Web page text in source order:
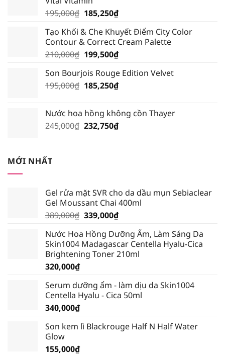
195,000₫ Giá
là:
195,000₫.
185,250₫Giá
tại
là:
185,250₫.
Tạo Khối & Che Khuyết Điểm City Color
Contour & Correct Cream Palette
210,000₫ Giá
là:
210,000₫.
199,500₫Giá
tại
là:
Son Bourjois Rouge Edition Velvet
195,000₫ Giá
195,000₫.
185,250₫Giá
là:
185,250₫.
Nước hoa hồng không cồn Thayer
245,000₫ Giá
232,750₫Giá
MỚI NHẤT
Gel rửa mặt SVR cho da dầu mụn Sebiaclear
Gel Moussant Chai 400ml
389,000₫ Giá
là:
389,000₫.
339,000₫Giá
tại
là:
339,000₫.
Nước Hoa Hồng Dưỡng Ẩm, Làm Sáng Da
Skin1004 Madagascar Centella Hyalu-Cica
Brightening Toner 210ml
320,000₫
Serum dưỡng ẩm - làm dịu da Skin1004
Centella Hyalu - Cica 50ml
340,000₫
Son kem lì Blackrouge Half N Half Water
Glow
155,000₫